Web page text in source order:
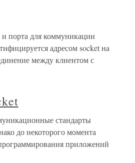
порта для коммуникации
адресом socket на
между клиентом с
стандарты
до некоторого момента
приложений